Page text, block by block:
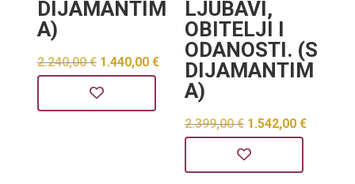
DIJAMANTIM
A)
2.240,00€ Izvorna
cijena
bila
1.440,00 €
Trenutna
cijena
1.440,00 €.
LJUBAVI,
OBITELJI I
ODANOSTI. (S
DIJAMANTIM
A)
2.399,00€ Izvorna
cijena
bila
1.542,00€